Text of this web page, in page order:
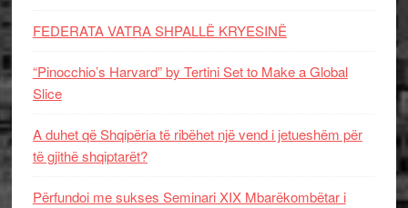
FEDERATA VATRA SHPALLË KRYESINË
“Pinocchio’s Harvard” by Tertini Set to Make a Global
Slice
A duhet që Shqipëria të ribëhet një vend i jetueshëm për
të gjithë shqiptarët?
Përfundoi me sukses Seminari XIX Mbarëkombëtar i